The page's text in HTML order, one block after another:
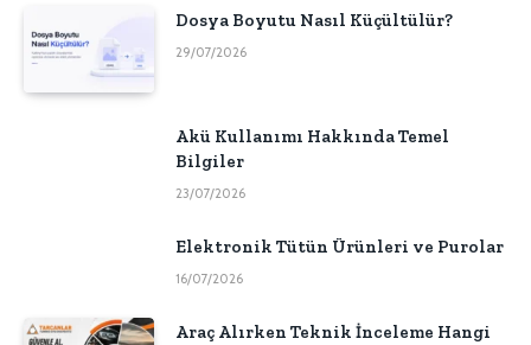
Dosya Boyutu Nasıl Küçültülür?
29/07/2026
Akü Kullanımı Hakkında Temel
Bilgiler
23/07/2026
Elektronik Tütün Ürünleri ve Purolar
16/07/2026
Araç Alırken Teknik İnceleme Hangi